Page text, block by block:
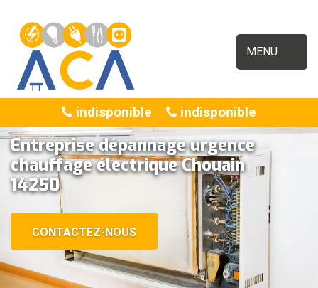
MENU
indisponible indisponible
Entreprise dépannage urgence
chauffage électrique Chouain
14250
CONTACTEZ-NOUS